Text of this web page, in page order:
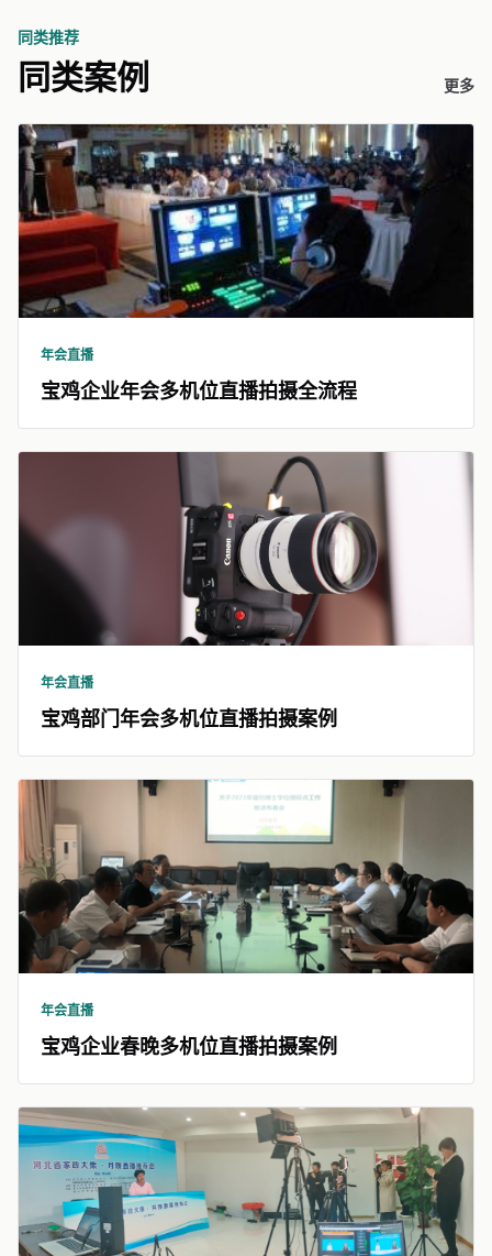
同类推荐
同类案例 更多
年会直播
宝鸡企业年会多机位直播拍摄全流程
年会直播
宝鸡部门年会多机位直播拍摄案例
年会直播
宝鸡企业春晚多机位直播拍摄案例